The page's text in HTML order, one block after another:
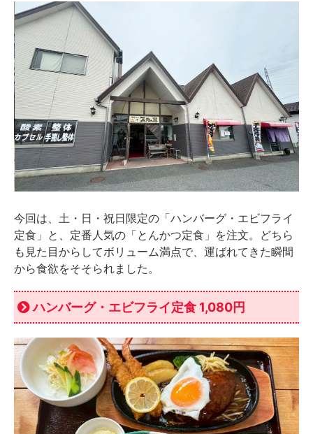
今回は、土・日・祝日限定の「ハンバーグ・エビフライ
定食」と、定番人気の「とんかつ定食」を注文。どちら
も見た目からしてボリューム満点で、運ばれてきた瞬間
から食欲をそそられました。
ハンバーグ・エビフライ定食 1,080円